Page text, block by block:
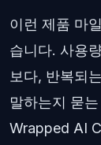
이런 제품 마
습니다. 사용
보다, 반복되
말하는지 묻
Wrapped AI